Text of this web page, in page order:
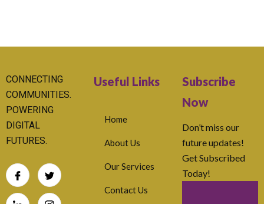
CONNECTING
COMMUNITIES.
POWERING
DIGITAL
FUTURES.
Useful Links
Home
About Us
Our Services
Contact Us
Subscribe
Now
Don’t miss our
future updates!
Get Subscribed
Today!